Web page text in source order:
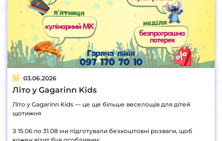
03.06.2026
Літо у Gagarinn Kids
Літо у Gagarinn Kids — це ще більше веселощів для дітей
щотижня
З 15.06 по 31.08 ми підготували безкоштовні розваги, щоб